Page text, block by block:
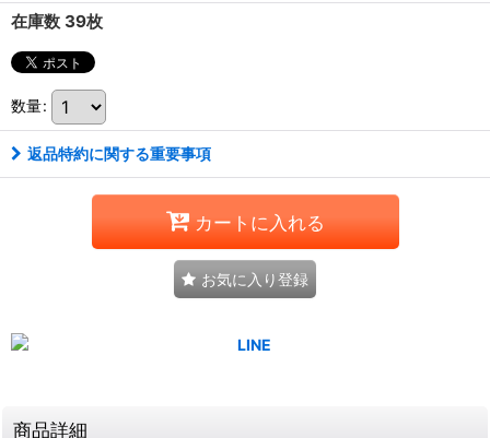
在庫数 39枚
数量:
返品特約に関する重要事項
カートに入れる
お気に入り登録
商品詳細